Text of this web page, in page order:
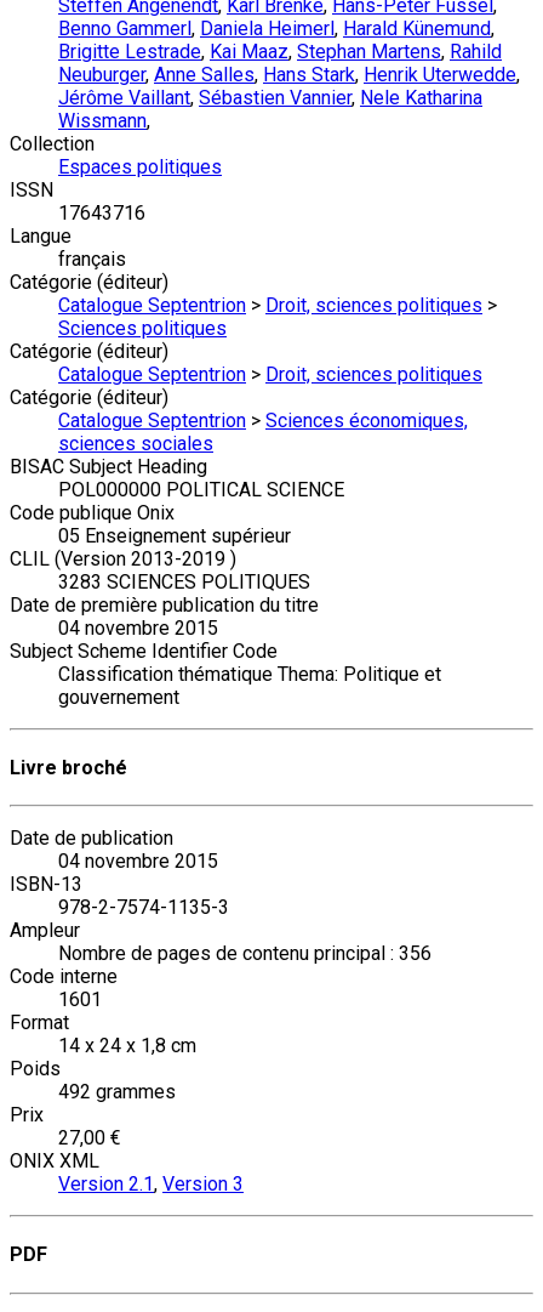
Steffen Angenendt, Karl Brenke, Hans-Peter Füssel ,
Benno Gammerl, Daniela Heimerl, Harald Künemund,
Brigitte Lestrade, Kai Maaz, Stephan Martens, Rahild
Neuburger, Anne Salles, Hans Stark, Henrik Uterwedde,
Jérôme Vaillant, Sébastien Vannier, Nele Katharina
Wissmann,
Collection
Espaces politiques
ISSN
17643716
Langue
français
Catégorie (éditeur)
Catalogue Septentrion > Droit, sciences politiques >
Sciences politiques
Catégorie (éditeur)
Catalogue Septentrion > Droit, sciences politiques
Catégorie (éditeur)
Catalogue Septentrion > Sciences économiques,
sciences sociales
BISAC Subject Heading
POL000000 POLITICAL SCIENCE
Code publique Onix
05 Enseignement supérieur
CLIL (Version 2013-2019 )
3283 SCIENCES POLITIQUES
Date de première publication du titre
04 novembre 2015
Subject Scheme Identifier Code
Classification thématique Thema: Politique et
gouvernement
Livre broché
Date de publication
04 novembre 2015
ISBN-13
978-2-7574-1135-3
Ampleur
Nombre de pages de contenu principal : 356
Code interne
1601
Format
14 x 24 x 1,8 cm
Poids
492 grammes
Prix
27,00 €
ONIX XML
Version 2.1, Version 3
PDF